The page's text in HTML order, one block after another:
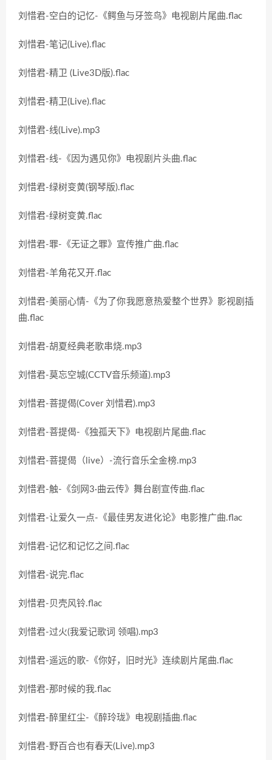
刘惜君-空白的记忆-《鳄鱼与牙签鸟》电视剧片尾曲.flac
刘惜君-笔记(Live).flac
刘惜君-精卫 (Live3D版).flac
刘惜君-精卫(Live).flac
刘惜君-线(Live).mp3
刘惜君-线-《因为遇见你》电视剧片头曲.flac
刘惜君-绿树变黄(钢琴版).flac
刘惜君-绿树变黄.flac
刘惜君-罪-《无证之罪》宣传推广曲.flac
刘惜君-羊角花又开.flac
刘惜君-美丽心情-《为了你我愿意热爱整个世界》影视剧插
曲.flac
刘惜君-胡夏经典老歌串烧.mp3
刘惜君-莫忘空城(CCTV音乐频道).mp3
刘惜君-菩提偈(Cover 刘惜君).mp3
刘惜君-菩提偈-《独孤天下》电视剧片尾曲.flac
刘惜君-菩提偈（live）-流行音乐全金榜.mp3
刘惜君-触-《剑网3·曲云传》舞台剧宣传曲.flac
刘惜君-让爱久一点-《最佳男友进化论》电影推广曲.flac
刘惜君-记忆和记忆之间.flac
刘惜君-说完.flac
刘惜君-贝壳风铃.flac
刘惜君-过火(我爱记歌词 领唱).mp3
刘惜君-遥远的歌-《你好，旧时光》连续剧片尾曲.flac
刘惜君-那时候的我.flac
刘惜君-醉里红尘-《醉玲珑》电视剧插曲.flac
刘惜君-野百合也有春天(Live).mp3